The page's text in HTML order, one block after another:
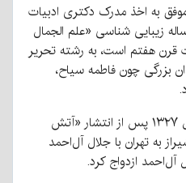
دانشور در سال ۱۳۲۸ موفق به اخذ مدرک دکتری ادبیات
زیبایی شناسی «علم الجمال
قرن هفتم است، به رشته تحریر
با منتقدان بزرگی چون فاطمه سیاح،
سیمین دانشور در آخر بهار سال ۱۳۲۷ پس از انتشار «آتش
به تهران با جلال‌ آل‌احمد